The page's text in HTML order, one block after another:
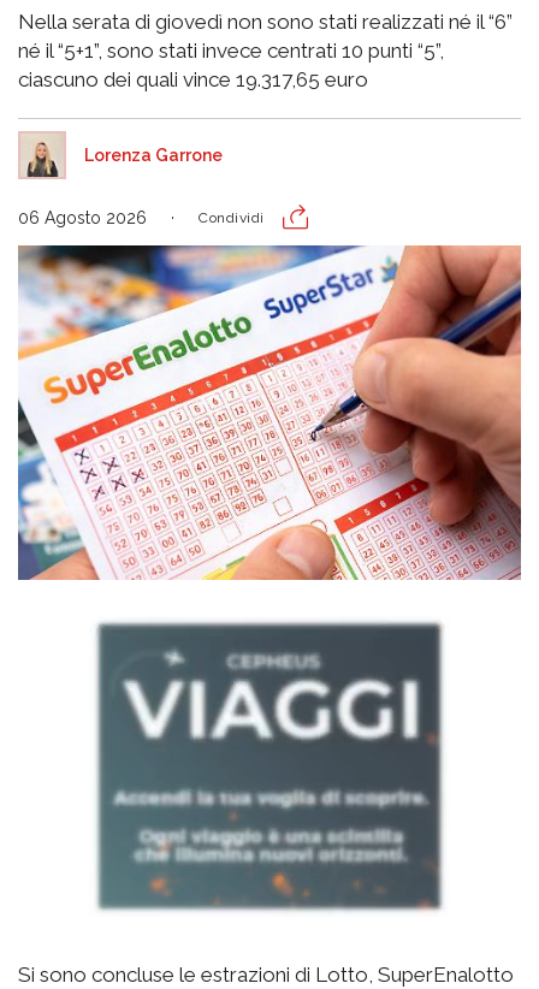
Nella serata di giovedì non sono stati realizzati né il “6”
né il “5+1”, sono stati invece centrati 10 punti “5”,
ciascuno dei quali vince 19.317,65 euro
Lorenza Garrone
06 Agosto 2026 Condividi
Si sono concluse le estrazioni di Lotto, SuperEnalotto